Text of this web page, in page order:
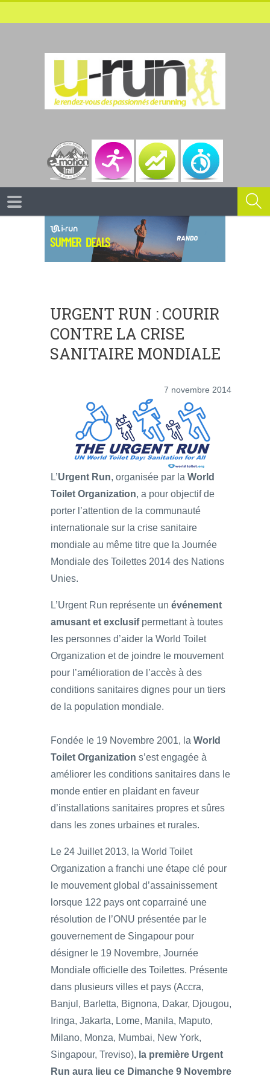
URGENT RUN : COURIR
CONTRE LA CRISE
SANITAIRE MONDIALE
7 novembre 2014
L’Urgent Run, organisée par la World
Toilet Organization, a pour objectif de
porter l’attention de la communauté
internationale sur la crise sanitaire
mondiale au même titre que la Journée
Mondiale des Toilettes 2014 des Nations
Unies.
L’Urgent Run représente un événement
amusant et exclusifpermettant à toutes
les personnes d’aider la World Toilet
Organization et de joindre le mouvement
pour l’amélioration de l’accès à des
conditions sanitaires dignes pour un tiers
de la population mondiale.
Fondée le 19 Novembre 2001, la World
Toilet Organization s’est engagée à
améliorer les conditions sanitaires dans le
monde entier en plaidant en faveur
d’installations sanitaires propres et sûres
dans les zones urbaines et rurales.
Le 24 Juillet 2013, la World Toilet
Organization a franchi une étape clé pour
le mouvement global d’assainissement
lorsque 122 pays ont coparrainé une
résolution de l’ONU présentée par le
gouvernement de Singapour pour
désigner le 19 Novembre, Journée
Mondiale officielle des Toilettes. Présente
dans plusieurs villes et pays (Accra,
Banjul, Barletta, Bignona, Dakar, Djougou,
Iringa, Jakarta, Lome, Manila, Maputo,
Milano, Monza, Mumbai, New York,
Singapour, Treviso), la première Urgent
Run aura lieu ce Dimanche 9 Novembre